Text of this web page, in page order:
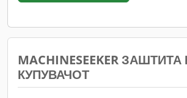
MACHINESEEKER ЗАШТИТА
КУПУВАЧОТ